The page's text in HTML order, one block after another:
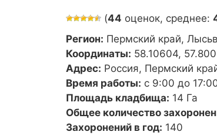
(44 оценок, среднее:
Регион: Пермский край,
Координаты: 58.10604,
Адрес: Россия, Пермский
Время работы: с 9:00 до
Площадь кладбища: 14 Га
Общее количество
Захоронений в год: 140